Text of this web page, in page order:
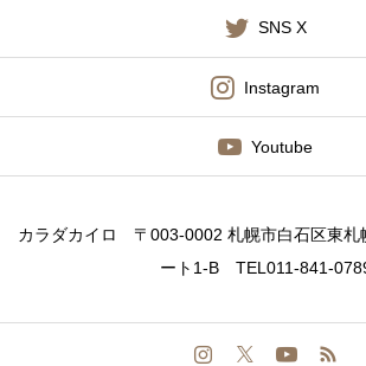
SNS X
Instagram
Youtube
カラダカイロ 〒003-0002 札幌市白石区東札
ート1-B TEL011-841-